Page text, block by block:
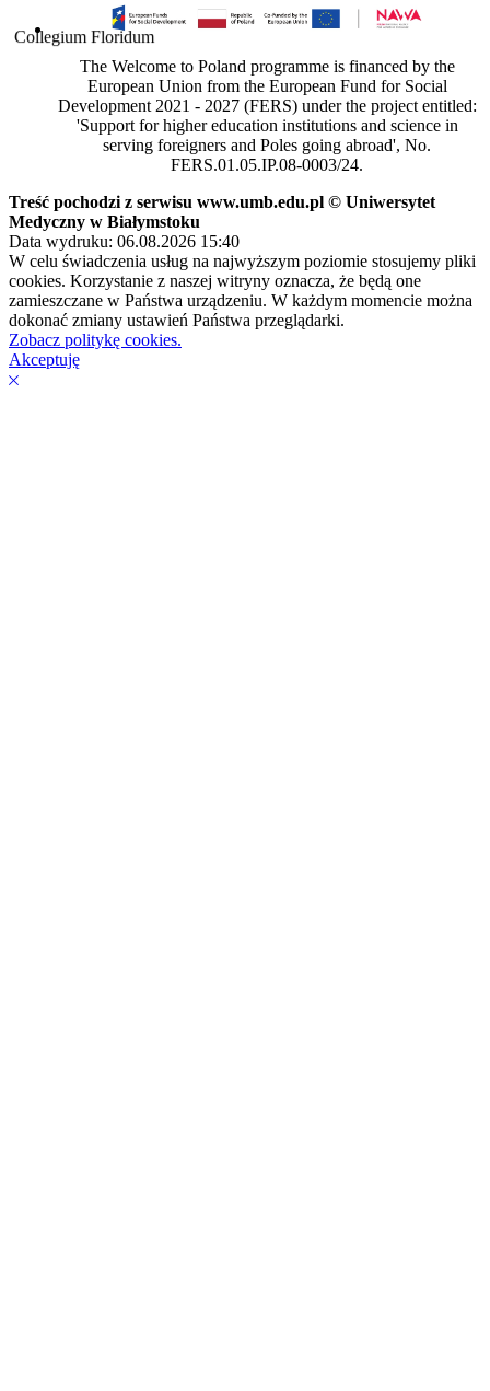
FloridumThe Welcome to Poland programme is financed by the
European Union from the European Fund for Social
Development 2021 - 2027 (FERS) under the project entitled:
'Support for higher education institutions and science in
serving foreigners and Poles going abroad', No.
FERS.01.05.IP.08-0003/24.
Treść pochodzi z serwisu www.umb.edu.pl © Uniwersytet
Medyczny w Białymstoku
Data wydruku: 06.08.2026 15:40
W celu świadczenia usług na najwyższym poziomie stosujemy pliki
cookies. Korzystanie z naszej witryny oznacza, że będą one
zamieszczane w Państwa urządzeniu. W każdym momencie można
dokonać zmiany ustawień Państwa przeglądarki.
Zobacz politykę cookies.
Akceptuję